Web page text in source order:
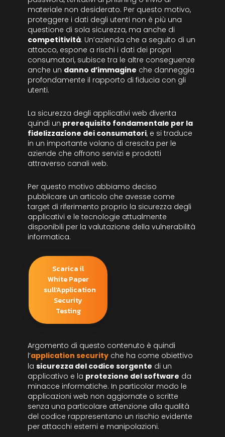
materiale non desiderato. Per questo motivo,
proteggere i dati degli utenti non è più una
questione di sola sicurezza, ma anche di
competitività. Un’azienda che a seguito di un
attacco, espone a rischi i dati dei propri
consumatori, subisce tra le altre conseguenze
anche un danno d’immagine che danneggia
profondamente il rapporto di fiducia con gli
utenti.
La sicurezza degli applicativi web diventa
quindi un prerequisito fondamentale per la
fidelizzazione dei consumatori, e si traduce
in un importante volano di crescita per le
aziende che offrono servizi e prodotti
attraverso canali web.
Per questo motivo abbiamo deciso
pubblicare un articolo che avesse come
target di riferimento proprio la sicurezza degli
applicativi e le tecnologie attualmente
disponibili per la valutazione della vulnerabilità
informatica.
Scarica il
White Paper
sull’Application
Security
Testing
Argomento di questo contenuto è quindi
l’application security che ha come obiettivo
la sicurezza del codice sorgente di un
applicativo e la protezione del software da
minacce informatiche. In particolar modo le
applicazioni web non aggiornate o scritte
senza una particolare attenzione alla qualità
del codice rappresentano un rischio evidente
per attacchi esterni e manipolazioni.